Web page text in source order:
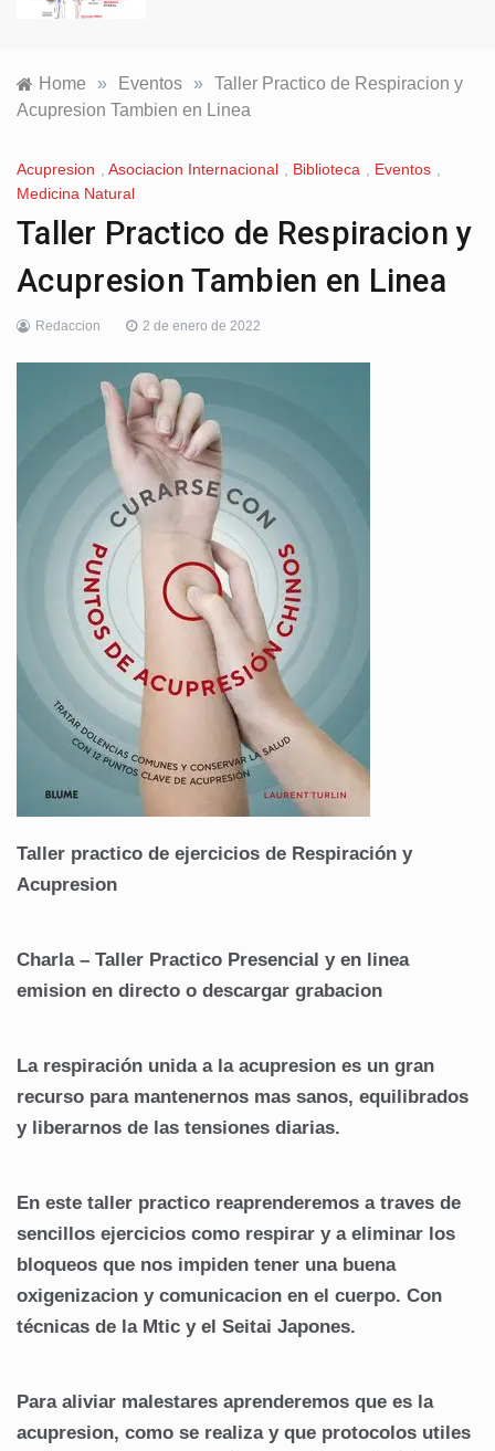
Home » Eventos » Taller Practico de Respiracion y
Acupresion Tambien en Linea
Acupresion , Asociacion Internacional , Biblioteca , Eventos ,
Medicina Natural
Taller Practico de Respiracion y
Acupresion Tambien en Linea
Redaccion 2 de enero de 2022
Taller practico de ejercicios de Respiración y
Acupresion
Charla – Taller Practico Presencial y en linea
emision en directo o descargar grabacion
La respiración unida a la acupresion es un gran
recurso para mantenernos mas sanos, equilibrados
y liberarnos de las tensiones diarias.
En este taller practico reaprenderemos a traves de
sencillos ejercicios como respirar y a eliminar los
bloqueos que nos impiden tener una buena
oxigenizacion y comunicacion en el cuerpo. Con
técnicas de la Mtic y el Seitai Japones.
Para aliviar malestares aprenderemos que es la
acupresion, como se realiza y que protocolos utiles